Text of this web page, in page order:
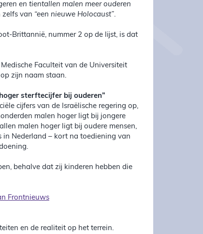
en tientallen malen meer ouderen
zelfs van “een nieuwe Holocaust”.
Brittannië, nummer 2 op de lijst, is dat
Faculteit van de Universiteit
zijn naam staan.
sterftecijfer bij ouderen”
cijfers van de Israëlische regering op,
malen hoger ligt bij jongere
malen hoger ligt bij oudere mensen,
in Nederland – kort na toediening van
behalve dat zij kinderen hebben die
Frontnieuws
en de realiteit op het terrein.